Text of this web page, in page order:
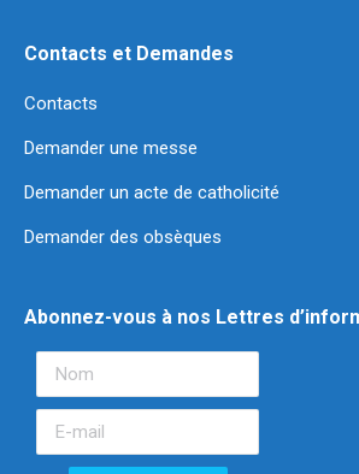
Contacts et Demandes
Contacts
Demander une messe
Demander un acte de catholicité
Demander des obsèques
Abonnez-vous à nos Lettres